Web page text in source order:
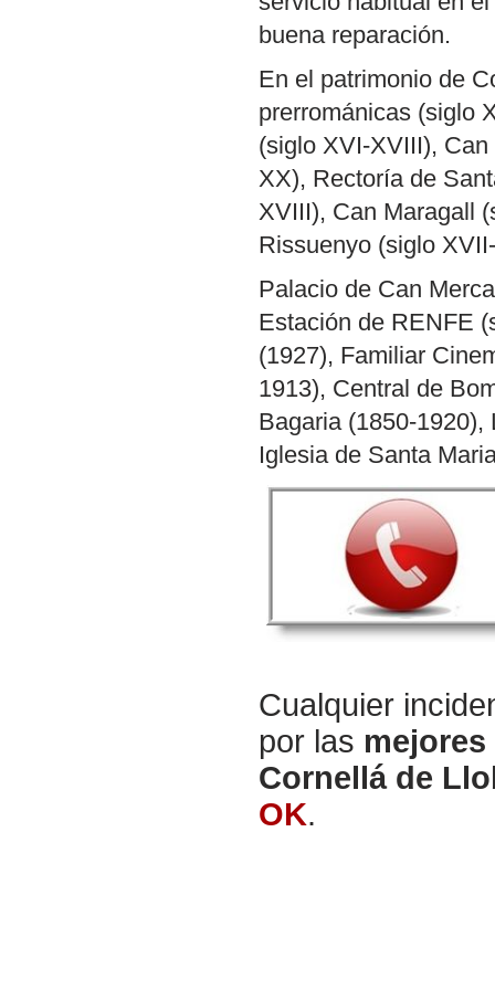
buena reparación.
En el patrimonio de
prerrománicas (siglo
(siglo XVI-XVIII),
XX), Rectoría de
XVIII), Can Maragall
Rissuenyo (siglo
Palacio de Can
Estación de RENFE
(1927), Familiar
1913), Central de
Bagaria (1850-
Iglesia de Santa
Cualquier
por las
Cornellá de
OK.